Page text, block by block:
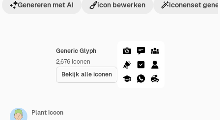
Generic Glyph
2,676 Iconen
Bekijk alle iconen
Genereren met AI icon bewerken Iconenset
Plant icoon